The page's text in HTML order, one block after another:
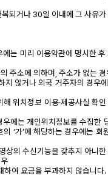
되거나 30일 이내에 그 사유
는 미리 이용약관에 명시한
주소에 의하며, 주소가 없는
않거나 외국 거주자의 경우
위치정보 이용·제공사실 확
에는 개인위치정보를 수집한
‘가’에 해당하는 경우에는
상의 수신기능을 갖추지 아니한
하여 요금을 부과하지 않습니다.